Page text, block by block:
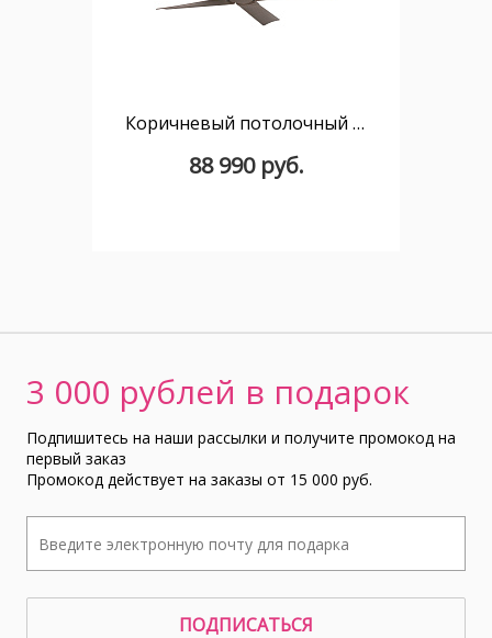
Коричневый потолочный вентилятор Typhoon
88 990 руб.
3 000 рублей в подарок
Подпишитесь на наши рассылки и получите промокод на
первый заказ
Промокод действует на заказы от 15 000 руб.
ПОДПИСАТЬСЯ